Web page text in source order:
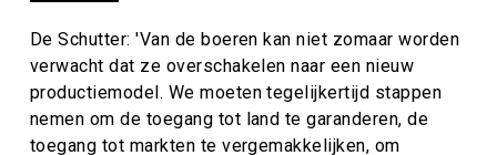
De Schutter: 'Van de boeren kan niet zomaar worden
verwacht dat ze overschakelen naar een nieuw
productiemodel. We moeten tegelijkertijd stappen
nemen om de toegang tot land te garanderen, de
toegang tot markten te vergemakkelijken, om